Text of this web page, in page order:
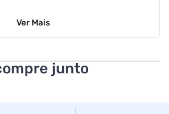
Ver Mais
junto